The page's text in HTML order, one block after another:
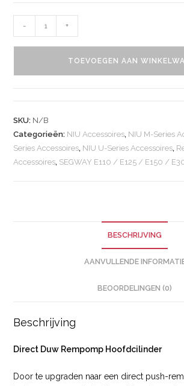
- +
TOEVOEGEN AAN
SKU: N/B
Categorieën: NIU Accessoires, NIU M-Series
Series Accessoires, NIU U-Series Accessoires,
Accessoires, SEGWAY E110 / E125 / E150 /
BESCHRIJVING
AANVULLENDE
BEOORDELINGEN (0)
Beschrijving
Direct Duw Rempomp Hoofdcilinder
Door te upgraden naar een direct push-